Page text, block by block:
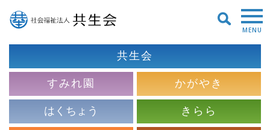
MENU
共生会
すみれ園
かがやき
はくちょう
きらら